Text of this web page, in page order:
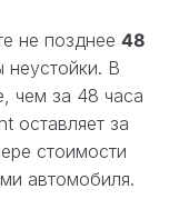
не позднее 48
неустойки. В
чем за 48 часа
оставляет за
стоимости
автомобиля.